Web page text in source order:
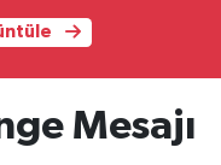
Mesajı